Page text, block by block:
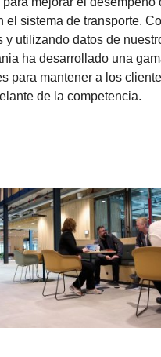
el sistema de transporte.
y utilizando datos de
ha desarrollado una
para mantener a los
de la competencia.